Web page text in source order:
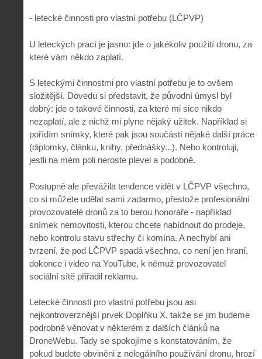
- letecké činnosti pro vlastní potřebu (LČPVP)
U leteckých prací je jasno: jde o jakékoliv použití dronu, za
které vám někdo zaplatí.
S leteckými činnostmi pro vlastní potřebu je to ovšem
složitější. Dovedu si představit, že původní úmysl byl
dobrý: jde o takové činnosti, za které mi sice nikdo
nezaplatí, ale z nichž mi plyne nějaký užitek. Například si
pořídím snímky, které pak jsou součástí nějaké další práce
(diplomky, článku, knihy, přednášky...). Nebo kontroluji,
jestli na mém poli neroste plevel a podobně.
Postupně ale převážila tendence vidět v LČPVP všechno,
co si můžete udělat sami zadarmo, přestože profesionální
provozovatelé dronů za to berou honoráře - například
snímek nemovitosti, kterou chcete nabídnout do prodeje,
nebo kontrolu stavu střechy či komína. A nechybí ani
tvrzení, že pod LČPVP spadá všechno, co není jen hraní,
dokonce i video na YouTube, k němuž provozovatel
sociální sítě přiřadil reklamu.
Letecké činnosti pro vlastní potřebu jsou asi
nejkontroverznější prvek Doplňku X, takže se jim budeme
podrobně věnovat v některém z dalších článků na
DroneWebu. Tady se spokojíme s konstatováním, že
pokud budete obviněni z nelegálního používání dronu, hrozí